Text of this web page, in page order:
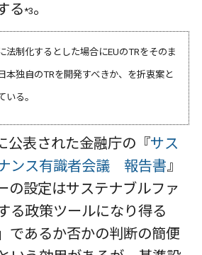
る*3。
法制化するとした場合にEUのTRをそのま
本独自のTRを開発すべきか、を折衷案と
いる。
公表された金融庁の『サス
ンス有識者会議 報告書』
の設定はサステナブルファ
る政策ツールになり得る
であるか否かの判断の簡便